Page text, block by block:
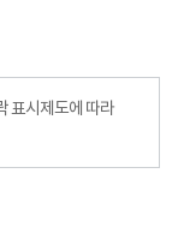
표시제도에 따라